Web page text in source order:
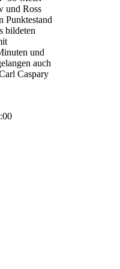
und Ross
Punktestand
bildeten
und
auch
Caspary